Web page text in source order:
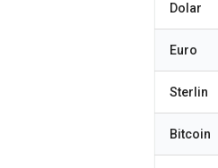
Dolar
Euro
Sterlin
Bitcoin